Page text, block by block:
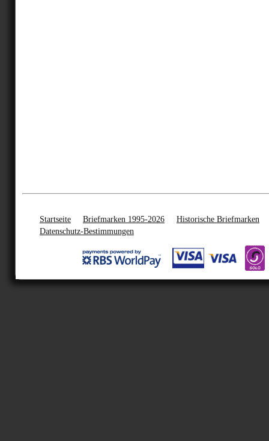
Startseite Briefmarken 1995-2026
Historische Briefmarken
Datenschutz-Bestimmungen